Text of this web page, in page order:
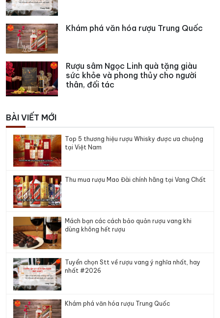
Khám phá văn hóa rượu Trung Quốc
Rượu sâm Ngọc Linh quà tặng giàu
sức khỏe và phong thủy cho người
thân, đối tác
BÀI VIẾT MỚI
Top 5 thương hiệu rượu Whisky được ưa chuộng
tại Việt Nam
Thu mua rượu Mao Đài chính hãng tại Vang Chất
Mách bạn các cách bảo quản rượu vang khi
dùng không hết rượu
Tuyển chọn Stt về rượu vang ý nghĩa nhất, hay
nhất #2026
Khám phá văn hóa rượu Trung Quốc